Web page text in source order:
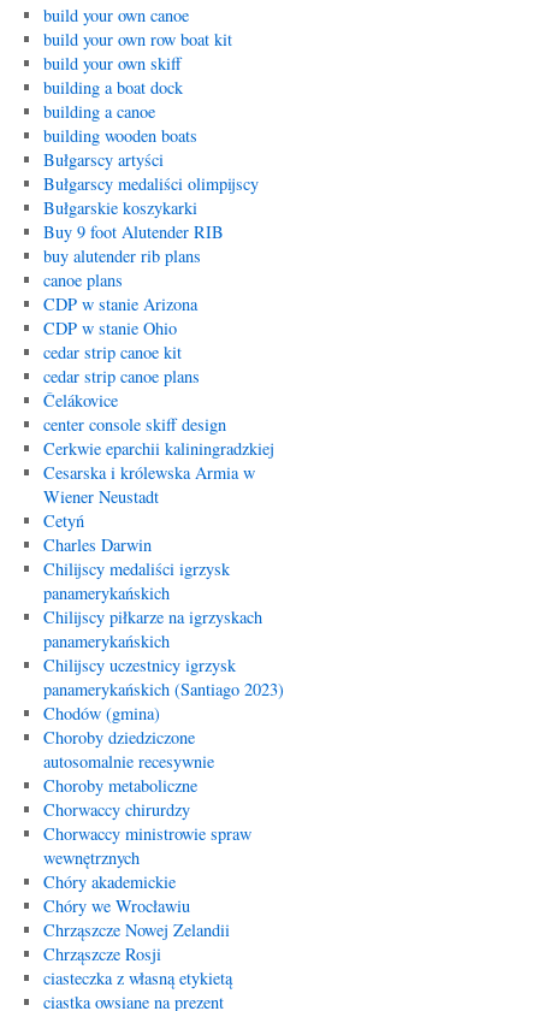
build your own canoe
build your own row boat kit
build your own skiff
building a boat dock
building a canoe
building wooden boats
Bułgarscy artyści
Bułgarscy medaliści olimpijscy
Bułgarskie koszykarki
Buy 9 foot Alutender RIB
buy alutender rib plans
canoe plans
CDP w stanie Arizona
CDP w stanie Ohio
cedar strip canoe kit
cedar strip canoe plans
Čelákovice
center console skiff design
Cerkwie eparchii kaliningradzkiej
Cesarska i królewska Armia w
Wiener Neustadt
Cetyń
Charles Darwin
Chilijscy medaliści igrzysk
panamerykańskich
Chilijscy piłkarze na igrzyskach
panamerykańskich
Chilijscy uczestnicy igrzysk
panamerykańskich (Santiago 2023)
Chodów (gmina)
Choroby dziedziczone
autosomalnie recesywnie
Choroby metaboliczne
Chorwaccy chirurdzy
Chorwaccy ministrowie spraw
wewnętrznych
Chóry akademickie
Chóry we Wrocławiu
Chrząszcze Nowej Zelandii
Chrząszcze Rosji
ciasteczka z własną etykietą
ciastka owsiane na prezent